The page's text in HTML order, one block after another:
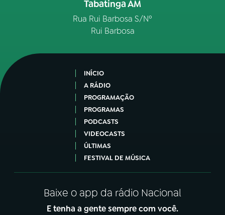
Tabatinga AM
Rua Rui Barbosa S/Nº
Rui Barbosa
INÍCIO
A RÁDIO
PROGRAMAÇÃO
PROGRAMAS
PODCASTS
VIDEOCASTS
ÚLTIMAS
FESTIVAL DE MÚSICA
Baixe o app da rádio Nacional
E tenha a gente sempre com você.